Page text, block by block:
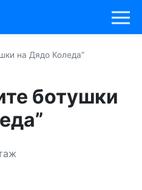
на Дядо Коледа”
ботушки